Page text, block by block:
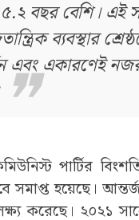
বছর বেশি। এই
ব্যবস্থার
এবং একারণেই
পার্টির
সমাপ্ত হয়েছে।
করেছে। ২০২১